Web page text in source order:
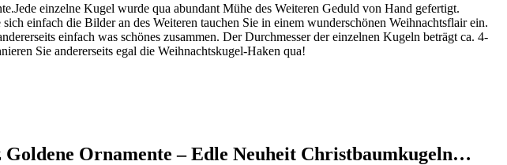
einzelne Kugel wurde qua abundant Mühe des Weiteren Geduld von Hand gefertigt.
einfach die Bilder an des Weiteren tauchen Sie in einem wunderschönen Weihnachtsflair ein.
einfach was schönes zusammen. Der Durchmesser der einzelnen Kugeln beträgt ca. 4-
Sie andererseits egal die Weihnachtskugel-Haken qua!
Ornamente – Edle Neuheit Christbaumkugeln…